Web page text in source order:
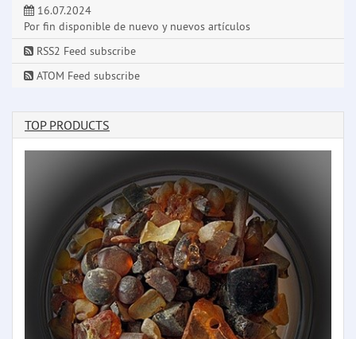
16.07.2024
Por fin disponible de nuevo y nuevos artículos
RSS2 Feed subscribe
ATOM Feed subscribe
TOP PRODUCTS